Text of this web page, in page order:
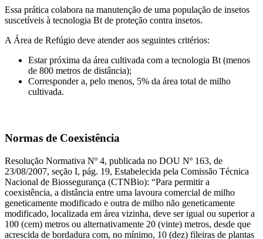
Essa prática colabora na manutenção de uma população de insetos
suscetíveis à tecnologia Bt de proteção contra insetos.
A Área de Refúgio deve atender aos seguintes critérios:
Estar próxima da área cultivada com a tecnologia Bt (menos
de 800 metros de distância);
Corresponder a, pelo menos, 5% da área total de milho
cultivada.
Normas de Coexistência
Resolução Normativa Nº 4, publicada no DOU Nº 163, de
23/08/2007, seção I, pág. 19, Estabelecida pela Comissão Técnica
Nacional de Biossegurança (CTNBio): “Para permitir a
coexistência, a distância entre uma lavoura comercial de milho
geneticamente modificado e outra de milho não geneticamente
modificado, localizada em área vizinha, deve ser igual ou superior a
100 (cem) metros ou alternativamente 20 (vinte) metros, desde que
acrescida de bordadura com, no mínimo, 10 (dez) fileiras de plantas